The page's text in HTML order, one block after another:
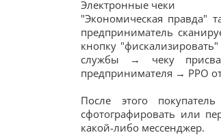
Электронные чеки
"Экономическая правда"
предприниматель
кнопку
службы → чеку
предпринимателя → РРО
После этого
сфотографировать или
какой-либо мессенджер.